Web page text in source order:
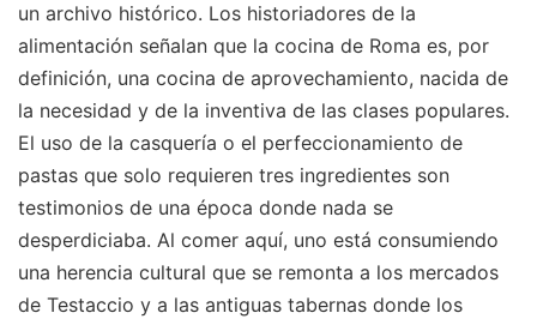
un archivo histórico. Los historiadores de la
alimentación señalan que la cocina de Roma es, por
definición, una cocina de aprovechamiento, nacida de
la necesidad y de la inventiva de las clases populares.
El uso de la casquería o el perfeccionamiento de
pastas que solo requieren tres ingredientes son
testimonios de una época donde nada se
desperdiciaba. Al comer aquí, uno está consumiendo
una herencia cultural que se remonta a los mercados
de Testaccio y a las antiguas tabernas donde los